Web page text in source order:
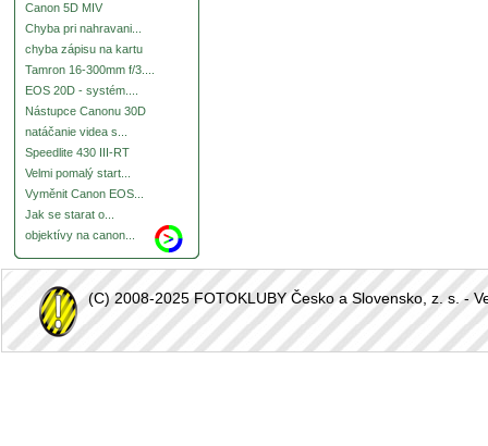
Canon 5D MIV
Chyba pri nahravani...
chyba zápisu na kartu
Tamron 16-300mm f/3....
EOS 20D - systém....
Nástupce Canonu 30D
natáčanie videa s...
Speedlite 430 III-RT
Velmi pomalý start...
Vyměnit Canon EOS...
Jak se starat o...
objektívy na canon...
(C) 2008-2025 FOTOKLUBY Česko a Slovensko, z. s. -